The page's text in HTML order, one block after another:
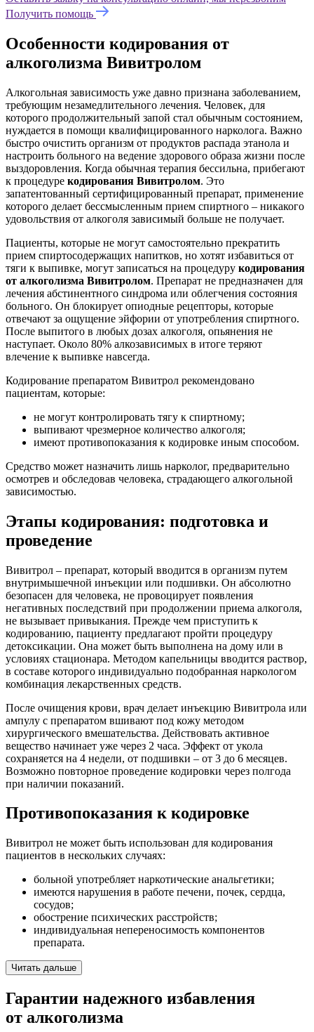
Получить помощь
Особенности кодирования от
алкоголизма Вивитролом
Алкогольная зависимость уже давно признана заболеванием,
требующим незамедлительного лечения. Человек, для
которого продолжительный запой стал обычным состоянием,
нуждается в помощи квалифицированного нарколога. Важно
быстро очистить организм от продуктов распада этанола и
настроить больного на ведение здорового образа жизни после
выздоровления. Когда обычная терапия бессильна, прибегают
к процедуре кодирования Вивитролом. Это
запатентованный сертифицированный препарат, применение
которого делает бессмысленным прием спиртного – никакого
удовольствия от алкоголя зависимый больше не получает.
Пациенты, которые не могут самостоятельно прекратить
прием спиртосодержащих напитков, но хотят избавиться от
тяги к выпивке, могут записаться на процедуру кодирования
от алкоголизма Вивитролом. Препарат не предназначен для
лечения абстинентного синдрома или облегчения состояния
больного. Он блокирует опиодные рецепторы, которые
отвечают за ощущение эйфории от употребления спиртного.
После выпитого в любых дозах алкоголя, опьянения не
наступает. Около 80% алкозависимых в итоге теряют
влечение к выпивке навсегда.
Кодирование препаратом Вивитрол рекомендовано
пациентам, которые:
не могут контролировать тягу к спиртному;
выпивают чрезмерное количество алкоголя;
имеют противопоказания к кодировке иным способом.
Средство может назначить лишь нарколог, предварительно
осмотрев и обследовав человека, страдающего алкогольной
зависимостью.
Этапы кодирования: подготовка и
проведение
Вивитрол – препарат, который вводится в организм путем
внутримышечной инъекции или подшивки. Он абсолютно
безопасен для человека, не провоцирует появления
негативных последствий при продолжении приема алкоголя,
не вызывает привыкания. Прежде чем приступить к
кодированию, пациенту предлагают пройти процедуру
детоксикации. Она может быть выполнена на дому или в
условиях стационара. Методом капельницы вводится раствор,
в составе которого индивидуально подобранная наркологом
комбинация лекарственных средств.
После очищения крови, врач делает инъекцию Вивитрола или
ампулу с препаратом вшивают под кожу методом
хирургического вмешательства. Действовать активное
вещество начинает уже через 2 часа. Эффект от укола
сохраняется на 4 недели, от подшивки – от 3 до 6 месяцев.
Возможно повторное проведение кодировки через полгода
при наличии показаний.
Противопоказания к кодировке
Вивитрол не может быть использован для кодирования
пациентов в нескольких случаях:
больной употребляет наркотические анальгетики;
имеются нарушения в работе печени, почек, сердца,
сосудов;
обострение психических расстройств;
индивидуальная непереносимость компонентов
препарата.
Читать дальше
Гарантии надежного избавления
от алкоголизма